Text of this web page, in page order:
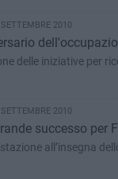
2010
delle iniziative per
2010
successo per
all’insegna